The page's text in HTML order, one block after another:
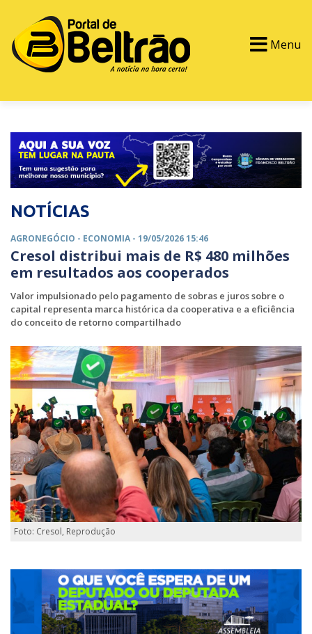
Menu
NOTÍCIAS
AGRONEGÓCIO - ECONOMIA - 19/05/2026 15:46
Cresol distribui mais de R$ 480 milhões
em resultados aos cooperados
Valor impulsionado pelo pagamento de sobras e juros sobre o
capital representa marca histórica da cooperativa e a eficiência
do conceito de retorno compartilhado
Foto: Cresol, Reprodução